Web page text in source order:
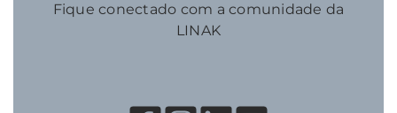
Fique conectado com a comunidade da
LINAK